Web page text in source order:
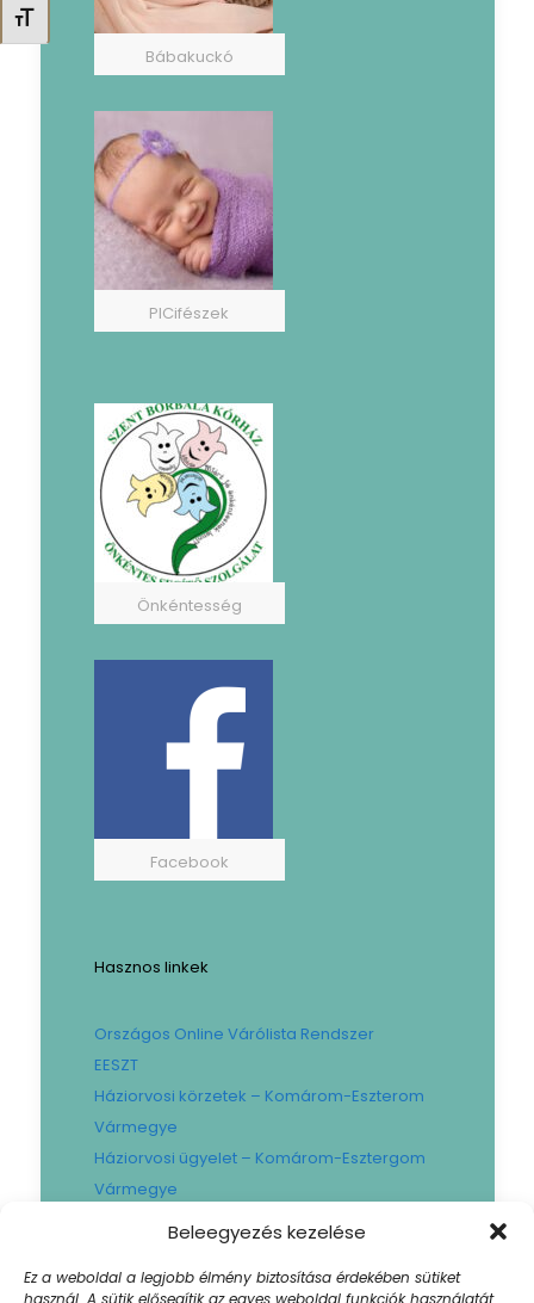
Beleegyezés kezelése
Ez a weboldal a legjobb élmény biztosítása érdekében sütiket
használ. A sütik elősegítik az egyes weboldal funkciók használatát
Betűméret váltása
Bábakuckó
PICifészek
Önkéntesség
Facebook
Hasznos linkek
Országos Online Várólista Rendszer
EESZT
Háziorvosi körzetek – Komárom-Eszterom
Vármegye
Háziorvosi ügyelet – Komárom-Esztergom
Vármegye
Gyógyszertári ügyelet – Komárom-
Városi Fogászat